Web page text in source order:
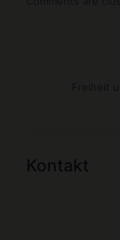
Kontakt